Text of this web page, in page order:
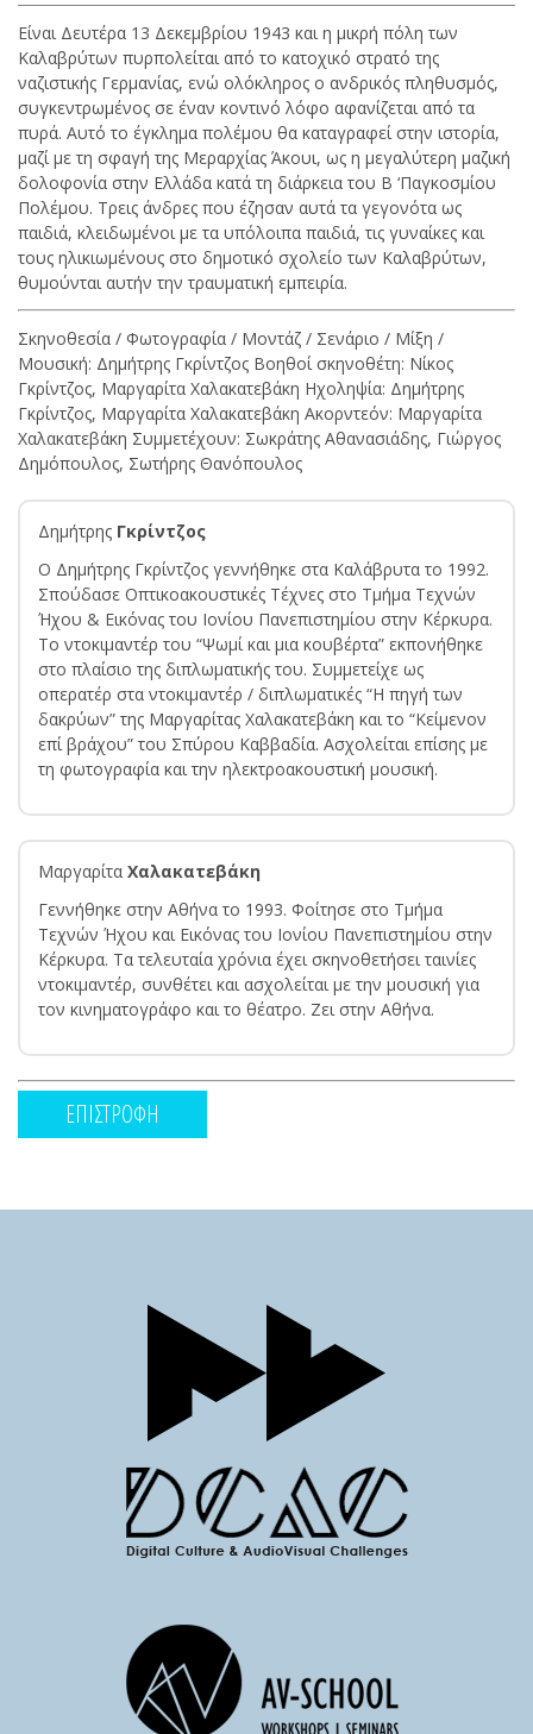
Είναι Δευτέρα 13 Δεκεμβρίου 1943 και η μικρή πόλη των
Καλαβρύτων πυρπολείται από το κατοχικό στρατό της
ναζιστικής Γερμανίας, ενώ ολόκληρος ο ανδρικός πληθυσμός,
συγκεντρωμένος σε έναν κοντινό λόφο αφανίζεται από τα
πυρά. Αυτό το έγκλημα πολέμου θα καταγραφεί στην ιστορία,
μαζί με τη σφαγή της Μεραρχίας Άκουι, ως η μεγαλύτερη μαζική
δολοφονία στην Ελλάδα κατά τη διάρκεια του Β ‘Παγκοσμίου
Πολέμου. Τρεις άνδρες που έζησαν αυτά τα γεγονότα ως
παιδιά, κλειδωμένοι με τα υπόλοιπα παιδιά, τις γυναίκες και
τους ηλικιωμένους στο δημοτικό σχολείο των Καλαβρύτων,
θυμούνται αυτήν την τραυματική εμπειρία.
Σκηνοθεσία / Φωτογραφία / Μοντάζ / Σενάριο / Μίξη /
Μουσική: Δημήτρης Γκρίντζος Βοηθοί σκηνοθέτη: Νίκος
Γκρίντζος, Μαργαρίτα Χαλακατεβάκη Ηχοληψία: Δημήτρης
Γκρίντζος, Μαργαρίτα Χαλακατεβάκη Ακορντεόν: Μαργαρίτα
Χαλακατεβάκη Συμμετέχουν: Σωκράτης Αθανασιάδης, Γιώργος
Δημόπουλος, Σωτήρης Θανόπουλος
Δημήτρης Γκρίντζος
Ο Δημήτρης Γκρίντζος γεννήθηκε στα Καλάβρυτα το 1992.
Σπούδασε Οπτικοακουστικές Τέχνες στο Τμήμα Τεχνών
Ήχου & Εικόνας του Ιονίου Πανεπιστημίου στην Κέρκυρα.
Το ντοκιμαντέρ του “Ψωμί και μια κουβέρτα” εκπονήθηκε
στο πλαίσιο της διπλωματικής του. Συμμετείχε ως
οπερατέρ στα ντοκιμαντέρ / διπλωματικές “Η πηγή των
δακρύων” της Μαργαρίτας Χαλακατεβάκη και το “Κείμενον
επί βράχου” του Σπύρου Καββαδία. Ασχολείται επίσης με
τη φωτογραφία και την ηλεκτροακουστική μουσική.
Μαργαρίτα Χαλακατεβάκη
Γεννήθηκε στην Αθήνα το 1993. Φοίτησε στο Tμήμα
Tεχνών Ήχου και Εικόνας του Ιονίου Πανεπιστημίου στην
Κέρκυρα. Τα τελευταία χρόνια έχει σκηνοθετήσει ταινίες
ντοκιμαντέρ, συνθέτει και ασχολείται με την μουσική για
τον κινηματογράφο και το θέατρο. Ζει στην Αθήνα.
ΕΠΙΣΤΡΟΦΗ